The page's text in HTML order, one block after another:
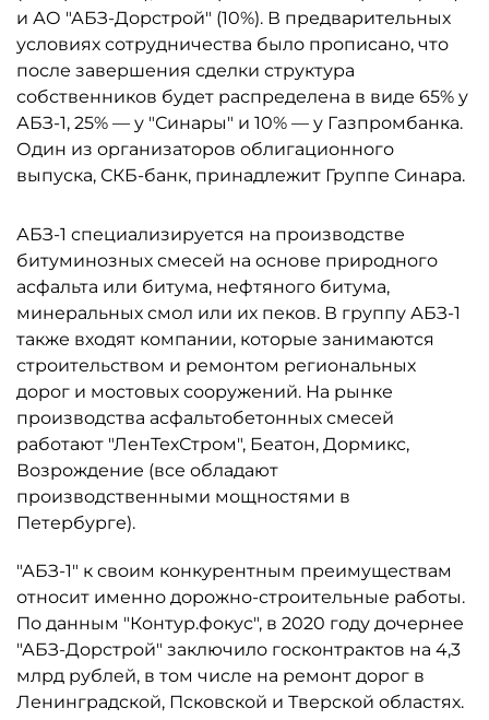
и АО "АБЗ-Дорстрой" (10%). В предварительных
условиях сотрудничества было прописано, что
после завершения сделки структура
собственников будет распределена в виде 65% у
АБЗ-1, 25% — у "Синары" и 10% — у Газпромбанка.
Один из организаторов облигационного
выпуска, СКБ-банк, принадлежит Группе Синара.
АБЗ-1 специализируется на производстве
битуминозных смесей на основе природного
асфальта или битума, нефтяного битума,
минеральных смол или их пеков. В группу АБЗ-1
также входят компании, которые занимаются
строительством и ремонтом региональных
дорог и мостовых сооружений. На рынке
производства асфальтобетонных смесей
работают "ЛенТехСтром", Беатон, Дормикс,
Возрождение (все обладают
производственными мощностями в
Петербурге).
"АБЗ-1" к своим конкурентным преимуществам
относит именно дорожно-строительные работы.
По данным "Контур.фокус", в 2020 году дочернее
"АБЗ-Дорстрой" заключило госконтрактов на 4,3
млрд рублей, в том числе на ремонт дорог в
Ленинградской, Псковской и Тверской областях.